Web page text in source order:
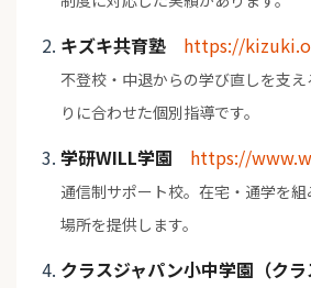
キズキ共育塾 https://
不登校・中退からの学び直しを支
りに合わせた個別指導です。
学研WILL学園 https://
通信制サポート校。在宅・通学を
場所を提供します。
クラスジャパン小中学園（ク